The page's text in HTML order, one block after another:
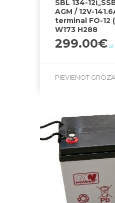
SBL 134-
AGM / 12V-
terminal FO-12
W173 H288
299.00€ ar
PIEVIENOT